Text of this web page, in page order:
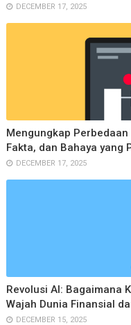
DECEMBER 17, 2025
Mengungkap Perbedaan
Fakta, dan Bahaya yang
DECEMBER 17, 2025
Revolusi AI: Bagaimana
Wajah Dunia Finansial
DECEMBER 15, 2025